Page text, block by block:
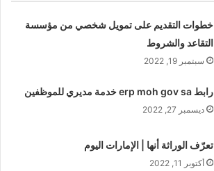
خطوات التقديم على تمويل شخصي من مؤسسة
التقاعد والشروط
سبتمبر 19, 2022
رابط erp moh gov sa خدمة مديري للموظفين
ديسمبر 27, 2022
تعرّف الوراثة أنها | الإمارات اليوم
أكتوبر 11, 2022